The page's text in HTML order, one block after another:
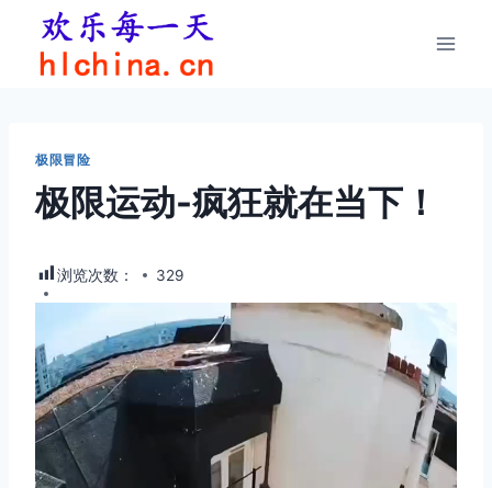
极限冒险
极限运动-疯狂就在当下！
浏览次数： 329